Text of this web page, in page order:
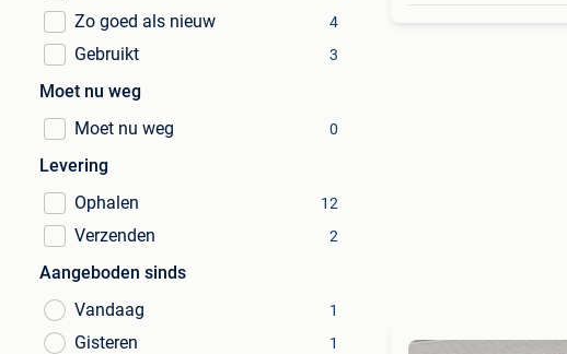
Zo goed als nieuw 4
Gebruikt 3
Moet nu weg
Moet nu weg
0
Levering
Ophalen
12
Verzenden 2
Aangeboden sinds
Vandaag
1
Gisteren 1